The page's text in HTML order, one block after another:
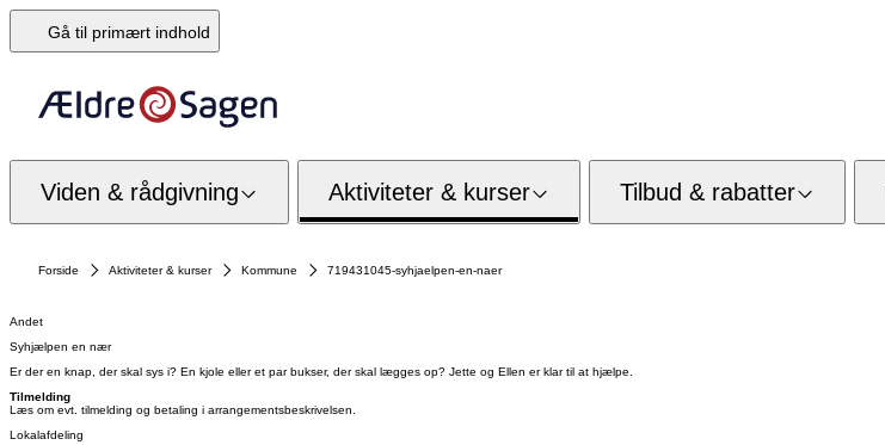
Gå til primært indhold
Viden & rådgivning Aktiviteter & kurser Tilbud & rabatter
Forside Aktiviteter & kurser Kommune 719431045-syhjaelpen-en-naer
Andet
Syhjælpen en nær
Er der en knap, der skal sys i? En kjole eller et par bukser, der skal lægges op? Jette og Ellen er klar til at hjælpe.
Tilmelding
Læs om evt. tilmelding og betaling i arrangementsbeskrivelsen.
Lokalafdeling